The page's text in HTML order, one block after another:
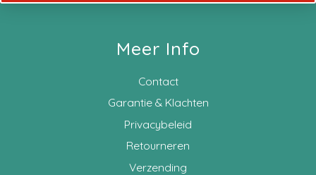
Meer Info
Contact
Garantie & Klachten
Privacybeleid
Retourneren
Verzending